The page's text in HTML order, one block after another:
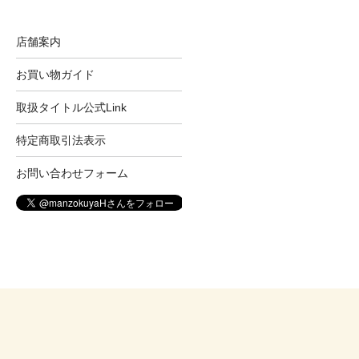
店舗案内
お買い物ガイド
取扱タイトル公式Link
特定商取引法表示
お問い合わせフォーム